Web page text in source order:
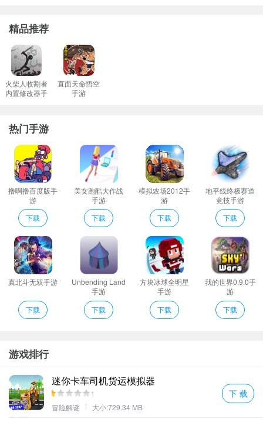
2、多样养成：魔物的属性和特长各不相同在训练过程中你需要发挥
你的养成技巧打造属于自己的强力队伍。
3、这款游戏有着庞大数量的动物可以进行驯服各种不同的地图中有
着各类独特的动物不断地进行战斗迅速组建最强大的动物军团。
4、大型地图场景展开奇妙的冒险组建自己的军团;
野兽早日登顶。
野生驯兽师说明
游戏有着非常精致细腻的手绘画风各种不同的场景也是相当的精美
给玩家带来非常好的视觉效果体验。
买卖已知的动物并且可以使用独特的动物利用动物特性让战斗更加
精彩享受战略战争的乐趣。
我们训兽师也是这样但是让人觉得很惊讶的是我们的契约是有时间
限制的！等到了一定的回合数。
绝美画风：游戏采用唯美画风栩栩如生的画面给玩家带来身临其境
的游戏体验。
野生驯兽师亮点
精彩剧情：游戏中有许多高潮迭起的剧情让你随时随地沉浸在这个
神奇的魔物世界之中。
的弱点将他们捕获住。
超多的模式和精彩的玩法乐趣都十分的精彩而且游戏中还有多种的
模式让玩家来体验。
在原始的森林中进行探索多种不同类型的关卡和生存模式带你体验
最为真实的原始大陆感受刺激的冒险之旅。
精品推荐
火柴人收割者
内置修改器手
直面天命悟空
手游
热门手游
撸啊撸百度版手
游
下载
美女跑酷大作战
手游
下载
模拟农场2012手
游
下载
地平线终极赛道
竞技手游
下载
真北斗无双手游
下载
Unbending Land
手游
下载
方块冰球全明星
手游
下载
我的世界0.9.0手
游
下载
游戏排行
迷你卡车司机货运模拟器
冒险解谜 大小:729.34 MB
下 载